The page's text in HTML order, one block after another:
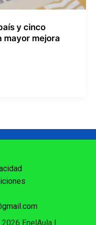
y cinco
mayor mejora
EnelAula |